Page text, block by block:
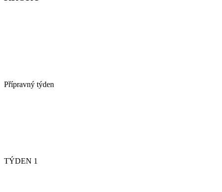
Přípravný týden
TÝDEN 1